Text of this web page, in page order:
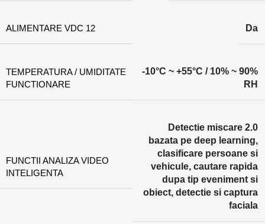
ALIMENTARE VDC 12 Da
TEMPERATURA / UMIDITATE
FUNCTIONARE
-10°C ~ +55°C / 10% ~ 90%
RH
FUNCTII ANALIZA VIDEO
INTELIGENTA
Detectie miscare 2.0
bazata pe deep learning,
clasificare persoane si
vehicule, cautare rapida
dupa tip eveniment si
obiect, detectie si captura
faciala